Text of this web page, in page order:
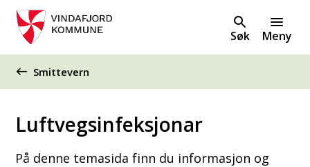
Søk Meny
Du er her:
Smittevern
Luftvegsinfeksjonar
På denne temasida finn du informasjon og